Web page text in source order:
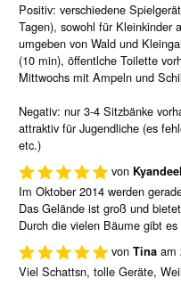
Positiv: verschiedene
Tagen), sowohl für Kleinkinder
umgeben von Wald und
(10 min), öffentlche Toilette
Mittwochs mit Ampeln und
Negativ: nur 3-4 Sitzbänke
attraktiv für Jugendliche (es
etc.)
von
Im Oktober 2014 werden
Das Gelände ist groß und
Durch die vielen Bäume gibt
von Tina am
Viel Schattsn, tolle Geräte,